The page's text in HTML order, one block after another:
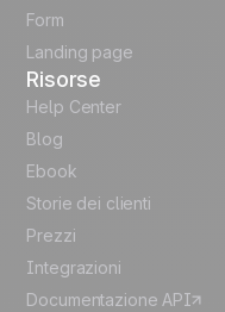
Español
Form
Landing page
Risorse
Help Center
Blog
Ebook
Storie dei clienti
Prezzi
Integrazioni
Documentazione API